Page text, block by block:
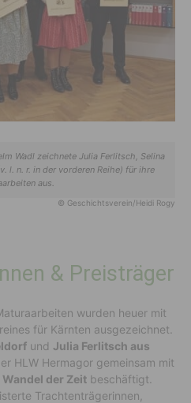
Wadl zeichnete Julia Ferlitsch, Selina
l. n. r. in der vorderen Reihe) für ihre
aus.
© Geschichtsverein/Heidi Rogy
& Preisträger
wurden heuer mit
für Kärnten ausgezeichnet.
und Julia Ferlitsch aus
HLW Hermagor gemeinsam mit
der Zeit beschäftigt.
Trachtenträgerinnen,